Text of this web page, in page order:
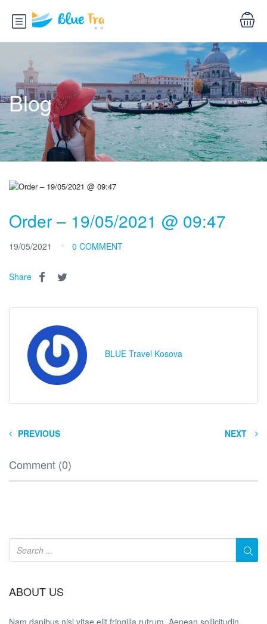
Blog
Order – 19/05/2021 @ 09:47
19/05/2021 0 COMMENT
Share
BLUE Travel Kosova
PREVIOUS NEXT
Comment (0)
ABOUT US